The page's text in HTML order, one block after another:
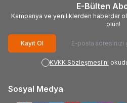
E-Bülten
Kampanya ve yeniliklerden haberdar
olun!
Kayıt Ol
KVKK Sözleşmesi'ni
Sosyal Medya